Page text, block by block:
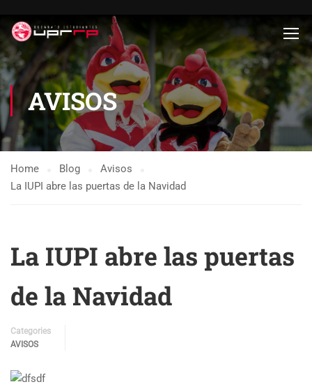
AVISOS
Home Blog
Avisos
La IUPI abre las puertas de la Navidad
La IUPI abre las puertas
de la Navidad
Categories
AVISOS